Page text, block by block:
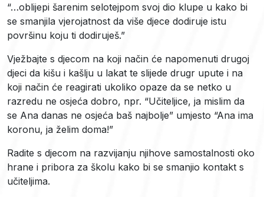
“…oblijepi šarenim selotejpom svoj dio klupe u kako bi
se smanjila vjerojatnost da više djece dodiruje istu
površinu koju ti dodiruješ.”
Vježbajte s djecom na koji način će napomenuti drugoj
djeci da kišu i kašlju u lakat te slijede drugr upute i na
koji način će reagirati ukoliko opaze da se netko u
razredu ne osjeća dobro, npr. “Učiteljice, ja mislim da
se Ana danas ne osjeća baš najbolje” umjesto “Ana ima
koronu, ja želim doma!”
Radite s djecom na razvijanju njihove samostalnosti oko
hrane i pribora za školu kako bi se smanjio kontakt s
učiteljima.